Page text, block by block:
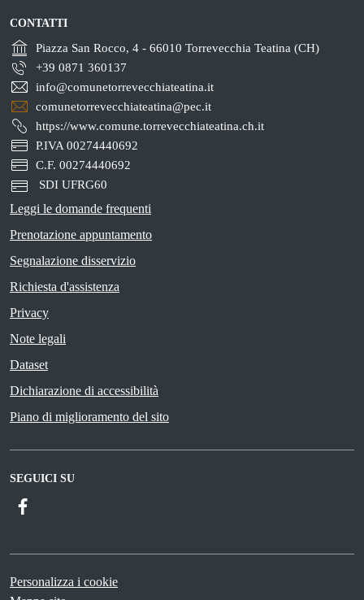
CONTATTI
Piazza San Rocco, 4 - 66010 Torrevecchia Teatina (CH)
+39 0871 360137
info@comunetorrevecchiateatina.it
comunetorrevecchiateatina@pec.it
https://www.comune.torrevecchiateatina.ch.it
P.IVA 00274440692
C.F. 00274440692
SDI UFRG60
Leggi le domande frequenti
Prenotazione appuntamento
Segnalazione disservizio
Richiesta d'assistenza
Privacy
Note legali
Dataset
Dichiarazione di accessibilità
Piano di miglioramento del sito
SEGUICI SU
Personalizza i cookie